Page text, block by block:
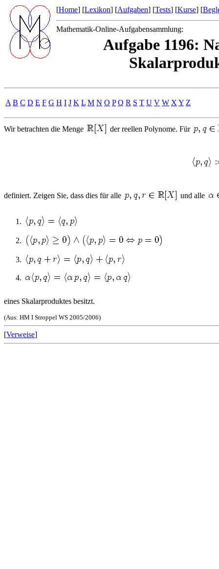
[Home] [Lexikon] [Aufgaben] [Tests] [Kurse] [
Mathematik-Online-Aufgabensammlung:
Aufgabe 1196:
A B C D E F G H I J K L M N O P Q R S T U V W X Y Z
Wir betrachten die Menge der reellen Polynome. Für
definiert. Zeigen Sie, dass dies für alle und alle
eines Skalarproduktes besitzt.
(Aus: HM I Stroppel WS 2005/2006)
[Verweise]